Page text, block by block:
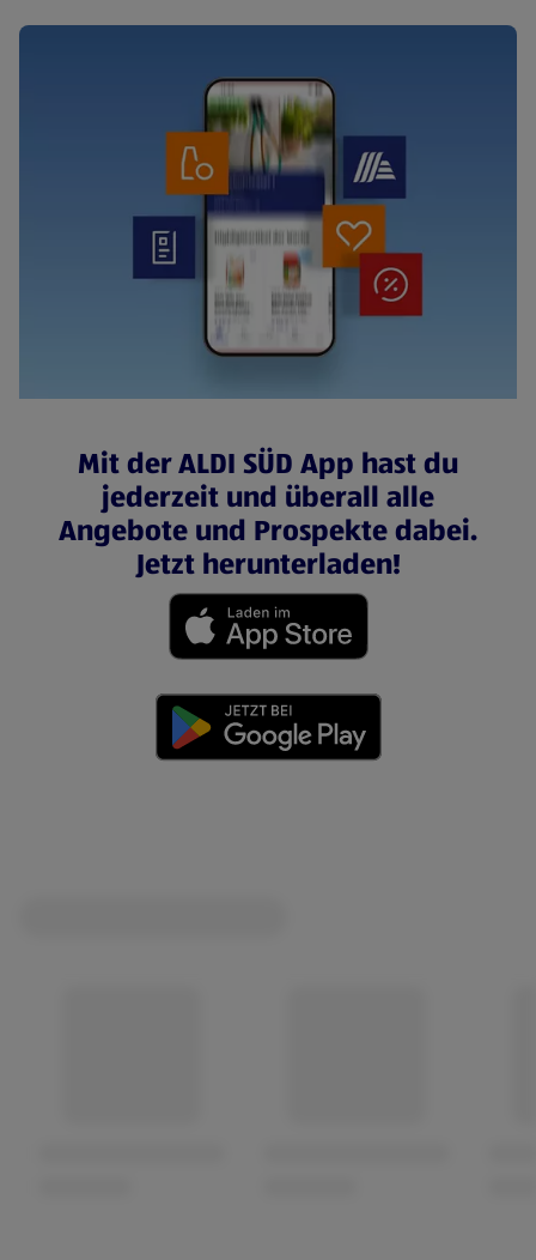
Mit der ALDI SÜD App hast du
jederzeit und überall alle
Angebote und Prospekte dabei.
Jetzt herunterladen!